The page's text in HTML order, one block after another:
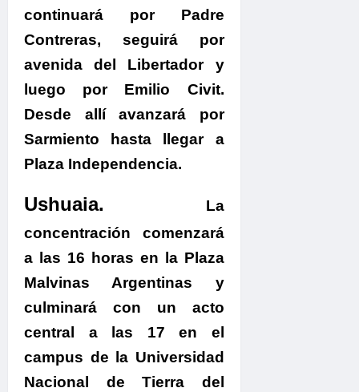
continuará por Padre
Contreras, seguirá por
avenida del Libertador y
luego por Emilio Civit.
Desde allíavanzará por
Sarmiento hasta llegar a
Plaza Independencia.
Ushuaia. La
concentración comenzará
a las 16 horas en la Plaza
Malvinas Argentinas y
culminará con un acto
central a las 17 en el
campus de la Universidad
Nacional de Tierra del